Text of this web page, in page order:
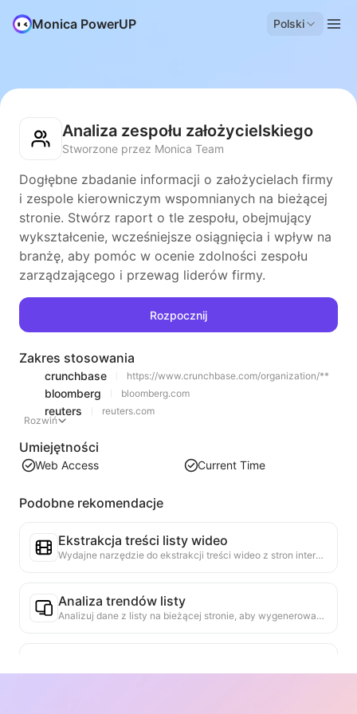
Monica PowerUP Polski
Analiza zespołu założycielskiego
Stworzone przez Monica Team
Dogłębne zbadanie informacji o założycielach firmy
i zespole kierowniczym wspomnianych na bieżącej
stronie. Stwórz raport o tle zespołu, obejmujący
wykształcenie, wcześniejsze osiągnięcia i wpływ na
branżę, aby pomóc w ocenie zdolności zespołu
zarządzającego i przewag liderów firmy.
Rozpocznij
Zakres stosowania
crunchbase https://www.crunchbase.com/organization/**
bloomberg bloomberg.com
reuters
reuters.com
Rozwiń
Umiejętności
Web Access Current Time
Podobne rekomendacje
Ekstrakcja treści listy wideo
Wydajne narzędzie do ekstrakcji treści wideo z stron internetowych, które szybko skanuje strony i porządkuje informacje o wideo w zorganizowanej tabeli Markdown.
Analiza trendów listy
Analizuj dane z listy na bieżącej stronie, aby wygenerować raport trendów. Identyfikuj popularne kategorie, szybko rosnące typy produktów i nowe technologie. Zapewnij natychmiastowe spostrzeżenia rynkowe, aby zrozumieć najnowsze trendy produktów i kierunki rynkowe.
Przekształć informacje ze strony internetowej w dostosowane propozycje biznesowe, prywatne wiadomości współpracy, oferując gotowe szablony i przewodniki po dalszych krokach, upraszczając proces współpracy.